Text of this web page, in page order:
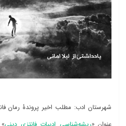
شهرستان ادب: مطلب اخیر پروندۀ رمان